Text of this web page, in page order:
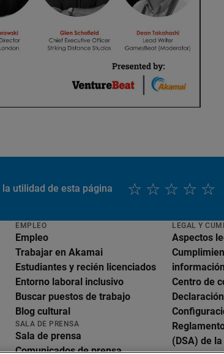
la utilidad de esta página
EMPLEO
Empleo
Trabajar en Akamai
Estudiantes y recién licenciados
Entorno laboral inclusivo
Buscar puestos de trabajo
Blog cultural
SALA DE PRENSA
Sala de prensa
Comunicados de prensa
LEGAL Y
Aspectos
información
Centro de
(DSA) de la